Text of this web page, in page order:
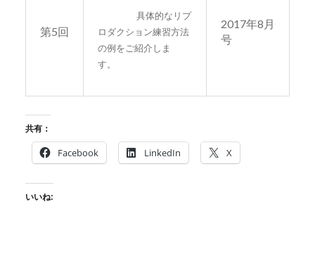
第5回
具体的なリプ
ロダクション練習方法
の例をご紹介しま
す。
2017年8月
号
共有：
Facebook LinkedIn X
いいね: